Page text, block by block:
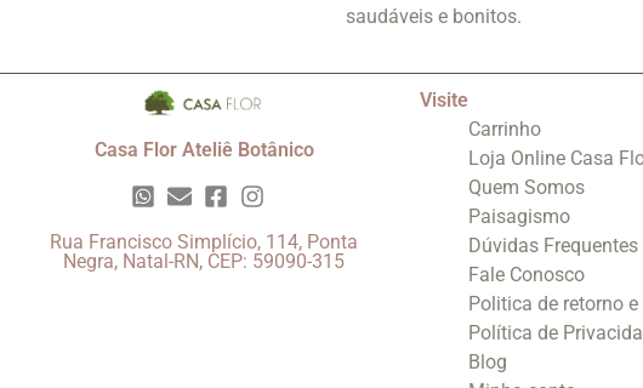
saudáveis e bonitos.
Casa Flor Ateliê Botânico
Rua Francisco Simplício, 114, Ponta
Negra, Natal-RN, CEP: 59090-315
Visite
Carrinho
Loja Online Casa
Quem Somos
Paisagismo
Dúvidas Frequentes
Fale Conosco
Politica de retorno
Política de
Blog